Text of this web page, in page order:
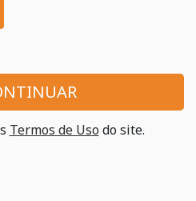
Termos de Uso do site.